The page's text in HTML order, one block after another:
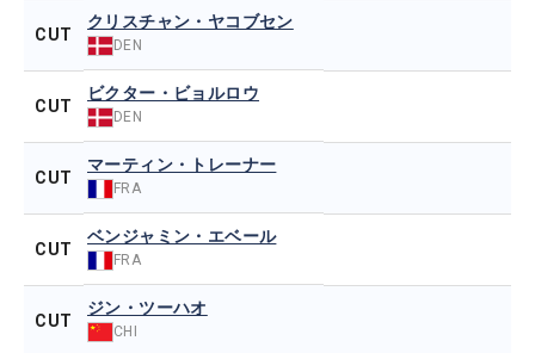
CUT
クリスチャン・ヤコブセン
DEN
CUT
ビクター・ビョルロウ
DEN
CUT
マーティン・トレーナー
FRA
CUT
ベンジャミン・エベール
FRA
CUT
ジン・ツーハオ
CHI